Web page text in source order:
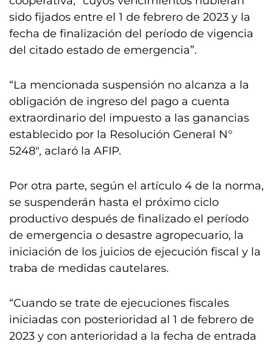
sido fijados entre el 1 de febrero de 2023 y la
fecha de finalización del período de vigencia
del citado estado de emergencia”.
“La mencionada suspensión no alcanza a la
obligación de ingreso del pago a cuenta
extraordinario del impuesto a las ganancias
establecido por la Resolución General N°
5248″, aclaró la AFIP.
Por otra parte, según el artículo 4 de la norma,
se suspenderán hasta el próximo ciclo
productivo después de finalizado el período
de emergencia o desastre agropecuario, la
iniciación de los juicios de ejecución fiscal y la
traba de medidas cautelares.
“Cuando se trate de ejecuciones fiscales
iniciadas con posterioridad al 1 de febrero de
2023 y con anterioridad a la fecha de entrada